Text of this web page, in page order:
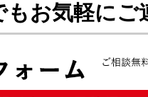
もお気軽にご